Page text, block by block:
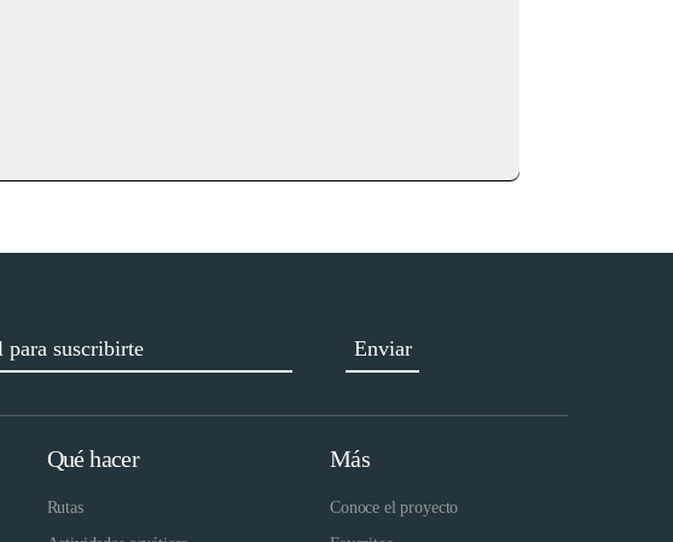
Qué hacer
Rutas
Más
Conoce el proyecto